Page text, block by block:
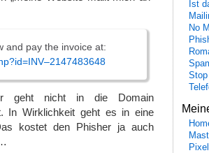
and pay the invoice at:
geht nicht in die Domain
In Wirklichkeit geht es in eine
kostet den Phisher ja auch
Ist
No